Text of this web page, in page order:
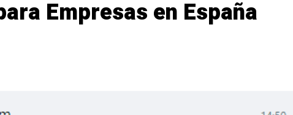
Empresas en España